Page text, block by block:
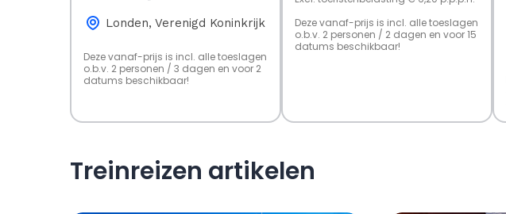
Londen, Verenigd Koninkrijk
Deze vanaf-prijs is incl. alle toeslagen
o.b.v. 2 personen / 3 dagen en voor 2
datums beschikbaar!
Deze vanaf-prijs is incl. alle toeslagen
o.b.v. 2 personen / 2 dagen en voor 15
datums beschikbaar!
Treinreizen artikelen